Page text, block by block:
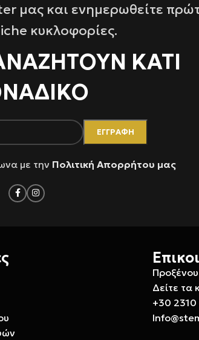
μας και ενημερωθείτε
κυκλοφορίες.
ΚΑΤΙ
με την Πολιτική Απορρήτου μας
Δείτε τα
+30